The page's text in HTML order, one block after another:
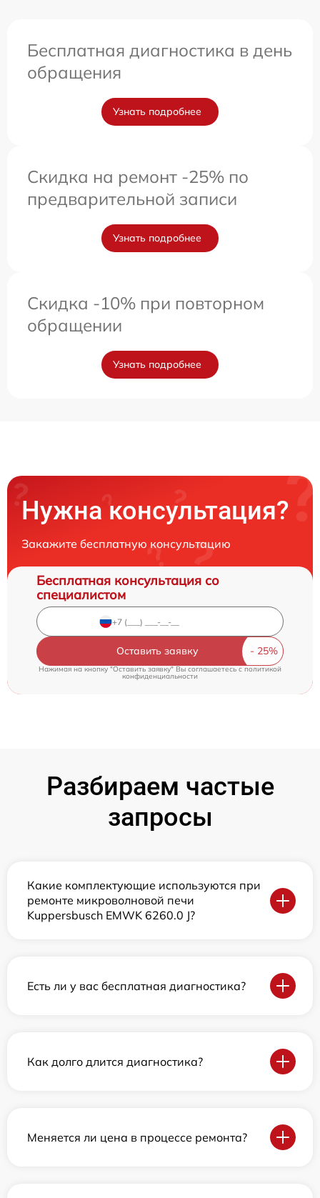
Бесплатная диагностика в день
обращения
Узнать подробнее
Скидка на ремонт -25% по
предварительной записи
Узнать подробнее
Скидка -10% при повторном
обращении
Узнать подробнее
Нужна консультация?
Закажите бесплатную консультацию
Бесплатная консультация со
специалистом
Оставить заявку
Нажимая на кнопку "Оставить заявку" Вы соглашаетесь c политикой
конфиденциальности
Разбираем частые
запросы
Какие комплектующие используются при
ремонте микроволновой печи
Kuppersbusch EMWK 6260.0 J?
Есть ли у вас бесплатная диагностика?
Как долго длится диагностика?
Меняется ли цена в процессе ремонта?